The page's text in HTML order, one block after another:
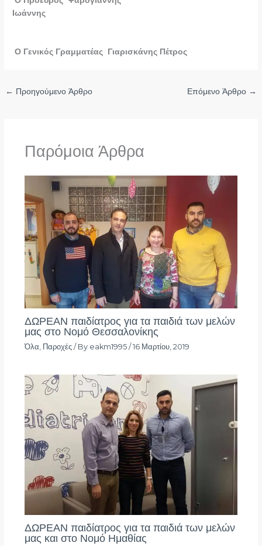
Ιωάννης
Ο Γενικός Γραμματέας Γιαρισκάνης Πέτρος
← Προηγούμενο Άρθρο Επόμενο Άρθρο →
Παρόμοια Άρθρα
ΔΩΡΕΑΝ παιδίατρος για τα παιδιά των μελών
μας στο Νομό Θεσσαλονίκης
Όλα Παροχές/ By eakm1995 /16 Μαρτίου, 2019
ΔΩΡΕΑΝ παιδίατρος για τα παιδιά των μελών
μας και στο Νομό Ημαθίας